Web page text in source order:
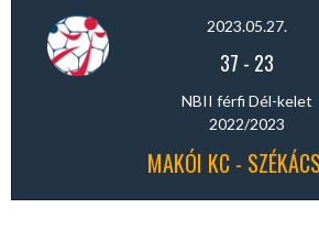
2023.05.27.
37 - 23
NBII férfi Dél-kelet
2022/2023
MAKÓI KC -